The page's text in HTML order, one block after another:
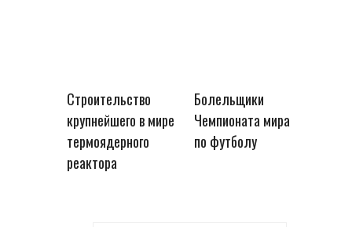
Строительство
крупнейшего в мире
термоядерного
реактора
Болельщики
Чемпионата мира
по футболу